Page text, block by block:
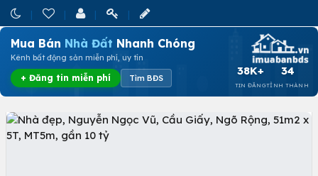
Mua Bán Nhà Đất Nhanh Chóng
Kênh bất động sản miễn phí, uy tín
+ Đăng tin miễn phí Tìm BĐS
38K+
TIN ĐĂNG
34
TỈNH THÀNH